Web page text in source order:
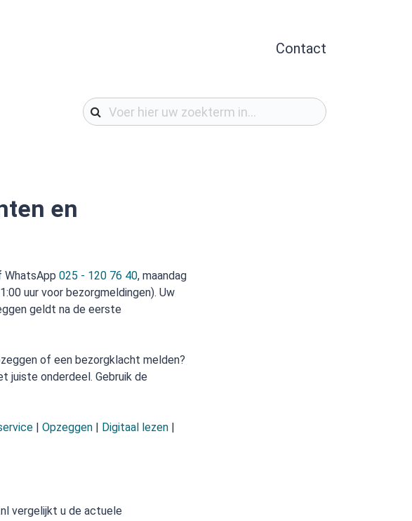
Contact
en
WhatsApp025 - 120 76 40, maandag
uur voor bezorgmeldingen). Uw
geldt na de eerste
of een bezorgklacht melden?
juiste onderdeel. Gebruik de
|Opzeggen | Digitaal lezen |
vergelijkt u de actuele